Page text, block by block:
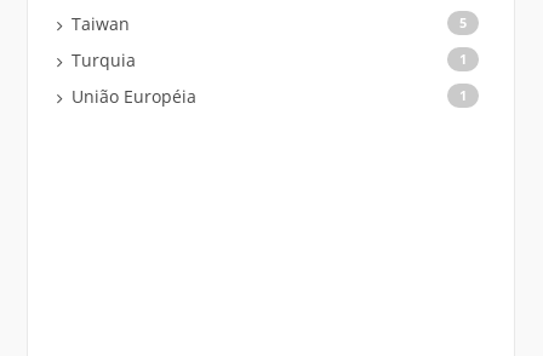
Taiwan 5
Turquia 1
União Européia 1